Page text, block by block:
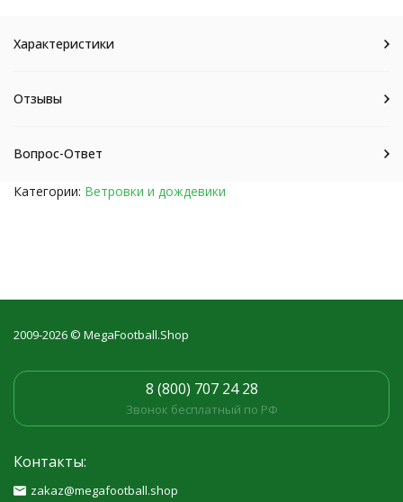
Характеристики
Отзывы
Вопрос-Ответ
Категории: Ветровки и дождевики
2009-2026 © MegaFootball.Shop
8 (800) 707 24 28
Звонок бесплатный по РФ
Контакты:
zakaz@megafootball.shop